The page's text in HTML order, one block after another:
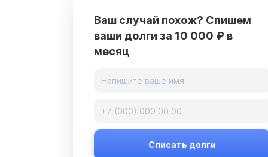
Ваш случай похож? Спишем
ваши долги за 10 000 ₽ в
месяц